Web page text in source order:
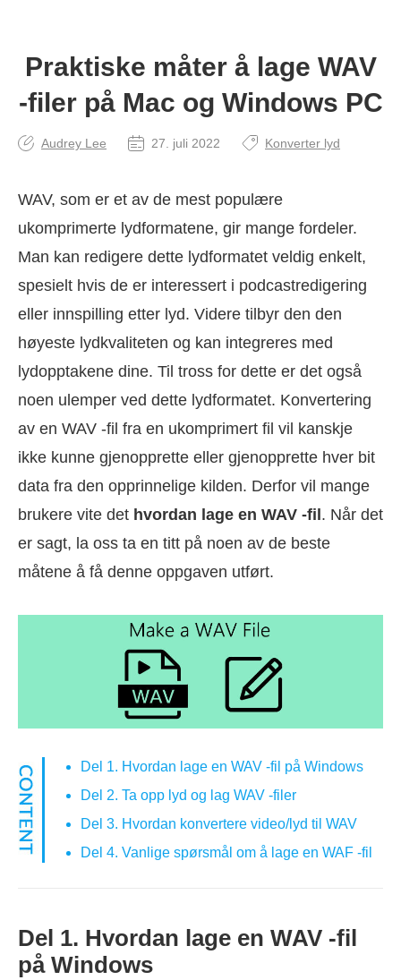
Praktiske måter å lage WAV
-filer på Mac og Windows PC
Audrey Lee 27. juli 2022 Konverter lyd
WAV, som er et av de mest populære
ukomprimerte lydformatene, gir mange fordeler.
Man kan redigere dette lydformatet veldig enkelt,
spesielt hvis de er interessert i podcastredigering
eller innspilling etter lyd. Videre tilbyr den den
høyeste lydkvaliteten og kan integreres med
lydopptakene dine. Til tross for dette er det også
noen ulemper ved dette lydformatet. Konvertering
av en WAV -fil fra en ukomprimert fil vil kanskje
ikke kunne gjenopprette eller gjenopprette hver bit
data fra den opprinnelige kilden. Derfor vil mange
brukere vite det hvordan lage en WAV -fil. Når det
er sagt, la oss ta en titt på noen av de beste
måtene å få denne oppgaven utført.
Del 1. Hvordan lage en WAV -fil på Windows
Del 2. Ta opp lyd og lag WAV -filer
Del 3. Hvordan konvertere video/lyd til WAV
Del 4. Vanlige spørsmål om å lage en WAF -fil
Del 1. Hvordan lage en WAV -fil
på Windows